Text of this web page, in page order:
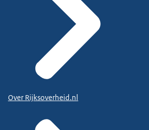
Over Rijksoverheid.nl